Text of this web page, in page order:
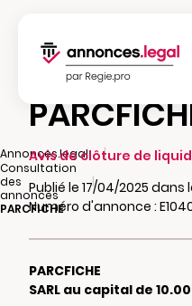
Annonces.legal
|
Consultation
des
annonces
|
PARCFICHE
Avis de clôture de
Publié le 17/04/2025 dans
Numéro d'annonce :
PARCFICHE
SARL au capital de